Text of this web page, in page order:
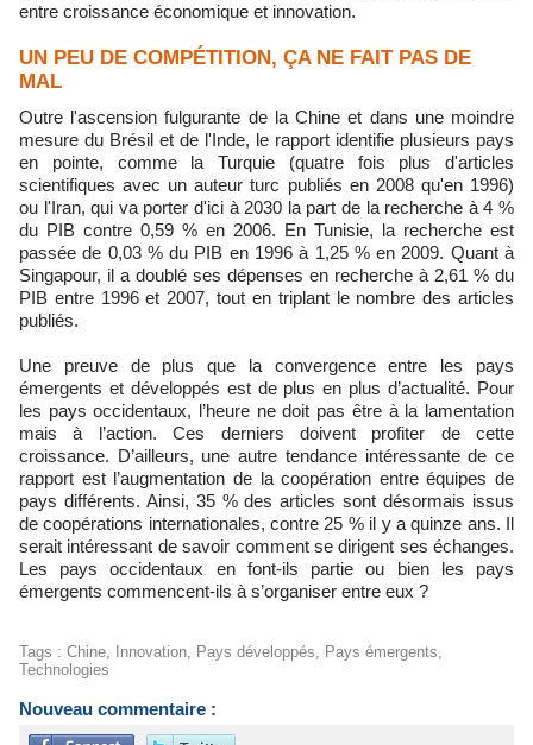
entre croissance économique et innovation.
UN PEU DE COMPÉTITION, ÇA NE FAIT PAS DE
MAL
Outre l'ascension fulgurante de la Chine et dans une moindre
mesure du Brésil et de l'Inde, le rapport identifie plusieurs pays
en pointe, comme la Turquie (quatre fois plus d'articles
scientifiques avec un auteur turc publiés en 2008 qu'en 1996)
ou l'Iran, qui va porter d'ici à 2030 la part de la recherche à 4 %
du PIB contre 0,59 % en 2006. En Tunisie, la recherche est
passée de 0,03 % du PIB en 1996 à 1,25 % en 2009. Quant à
Singapour, il a doublé ses dépenses en recherche à 2,61 % du
PIB entre 1996 et 2007, tout en triplant le nombre des articles
publiés.
Une preuve de plus que la convergence entre les pays
émergents et développés est de plus en plus d’actualité. Pour
les pays occidentaux, l’heure ne doit pas être à la lamentation
mais à l’action. Ces derniers doivent profiter de cette
croissance. D’ailleurs, une autre tendance intéressante de ce
rapport est l’augmentation de la coopération entre équipes de
pays différents. Ainsi, 35 % des articles sont désormais issus
de coopérations internationales, contre 25 % il y a quinze ans. Il
serait intéressant de savoir comment se dirigent ses échanges.
Les pays occidentaux en font-ils partie ou bien les pays
émergents commencent-ils à s’organiser entre eux ?
Tags : Chine, Innovation, Pays développés, Pays émergents,
Technologies
Nouveau commentaire :